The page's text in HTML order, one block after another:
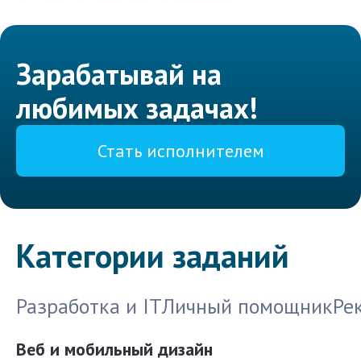
Зарабатывай на
любимых задачах!
Стать исполнителем
Категории заданий
Разработка и ITЛичный помощник
Веб и мобильный дизайн